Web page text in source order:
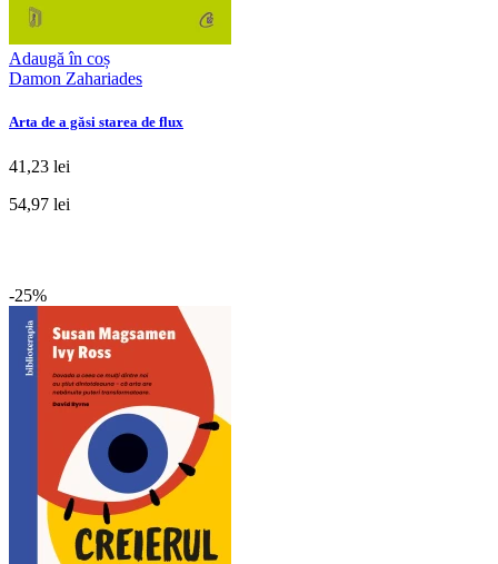
Adaugă în coș
Damon Zahariades
Arta de a găsi starea de flux
41,23 lei
54,97 lei
-25%